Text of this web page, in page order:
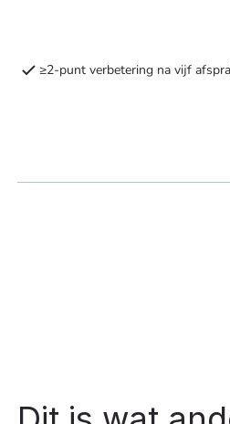
≥2-punt verbetering na vijf